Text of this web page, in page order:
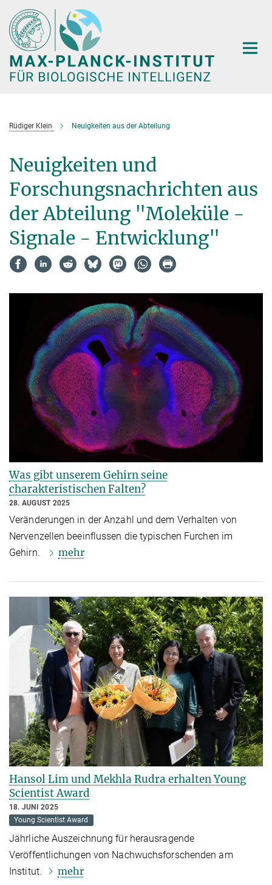
Hauptinhalt
Rüdiger Klein Neuigkeiten aus der Abteilung
Neuigkeiten und
Forschungsnachrichten aus
der Abteilung "Moleküle -
Signale - Entwicklung"
Was gibt unserem Gehirn seine
charakteristischen Falten?
28. AUGUST 2025
Veränderungen in der Anzahl und dem Verhalten von
Nervenzellen beeinflussen die typischen Furchen im
Gehirn.
mehr
Hansol Lim und Mekhla Rudra erhalten Young
Scientist Award
18. JUNI 2025
Young Scientist Award
Jährliche Auszeichnung für herausragende
Veröffentlichungen von Nachwuchsforschenden am
Institut.
mehr